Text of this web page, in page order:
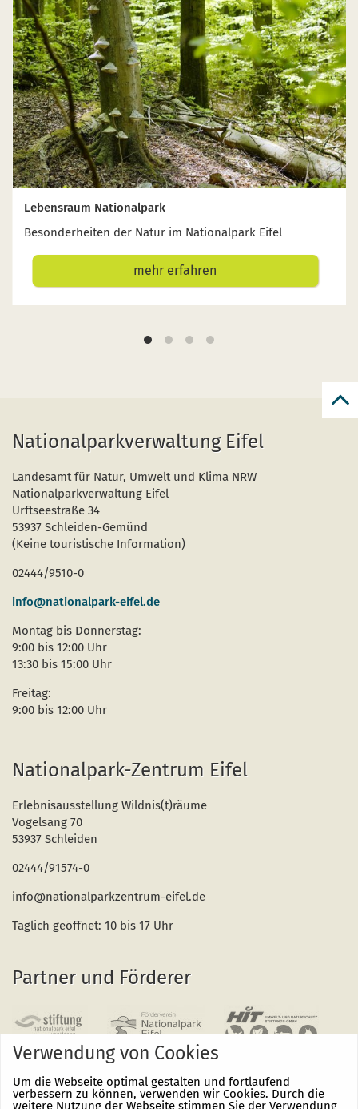
Lebensraum Nationalpark
Besonderheiten der Natur im Nationalpark Eifel
mehr erfahren
Nationalparkverwaltung Eifel
Landesamt für Natur, Umwelt und Klima NRW
Nationalparkverwaltung Eifel
Urftseestraße 34
53937 Schleiden-Gemünd
(Keine touristische Information)
02444/9510-0
info@nationalpark-eifel.de
Montag bis Donnerstag:
9:00 bis 12:00 Uhr
13:30 bis 15:00 Uhr
Freitag:
9:00 bis 12:00 Uhr
Nationalpark-Zentrum Eifel
Erlebnisausstellung Wildnis(t)räume
Vogelsang 70
53937 Schleiden
02444/91574-0
info@nationalparkzentrum-eifel.de
Täglich geöffnet: 10 bis 17 Uhr
Partner und Förderer
Verwendung von Cookies
Um die Webseite optimal gestalten und fortlaufend
verbessern zu können, verwenden wir Cookies. Durch die
weitere Nutzung der Webseite stimmen Sie der Verwendung